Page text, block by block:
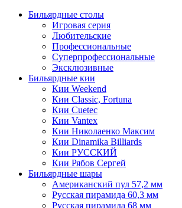
Бильярдные столы
Игровая серия
Любительские
Профессиональные
Суперпрофессиональные
Эксклюзивные
Бильярдные кии
Кии Weekend
Кии Classic, Fortuna
Кии Cuetec
Кии Vantex
Кии Николаенко Максим
Кии Dinamika Billiards
Кии РУССКИЙ
Кии Рябов Сергей
Бильярдные шары
Американский пул 57,2 мм
Русская пирамида 60,3 мм
Русская пирамида 68 мм